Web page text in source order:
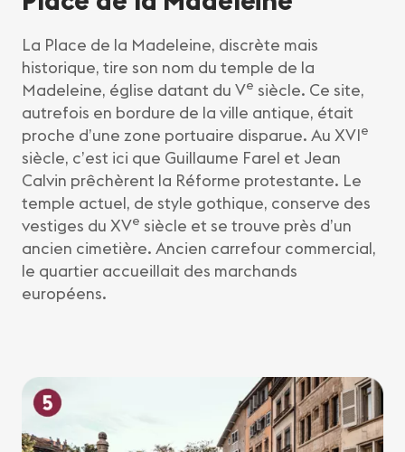
La Place de la Madeleine, discrète mais
historique, tire son nom du temple de la
Madeleine, église datant du Ve siècle. Ce site,
autrefois en bordure de la ville antique, était
proche d’une zone portuaire disparue. Au XVIe
siècle, c’est ici que Guillaume Farel et Jean
Calvin prêchèrent la Réforme protestante. Le
temple actuel, de style gothique, conserve des
vestiges du XVe siècle et se trouve près d’un
ancien cimetière. Ancien carrefour commercial,
le quartier accueillait des marchands
européens.